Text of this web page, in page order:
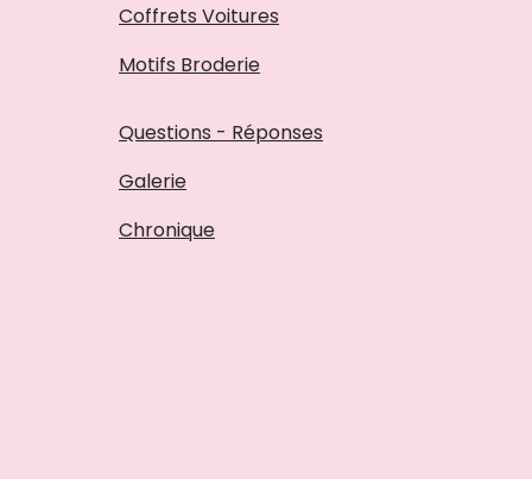
Coffrets Voitures
Motifs Broderie
Questions - Réponses
Galerie
Chronique